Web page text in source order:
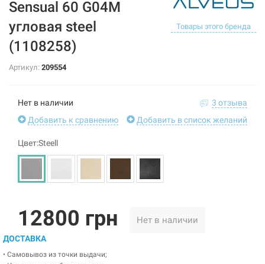
Sensual 60 G04M
угловая steel
(1108258)
Товары этого бренда
Артикул: 209554
Нет в наличии
3 отзыва
Добавить к сравнению
Добавить в список желаний
Цвет:Steell
12800 грн Нет в наличии
ДОСТАВКА
• Самовывоз из точки выдачи;